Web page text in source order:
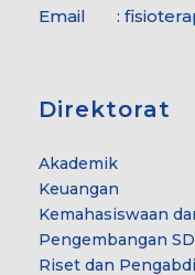
Email :
Direktorat
Akademik
Keuangan
Kemahasiswaan
Pengembangan
Riset dan